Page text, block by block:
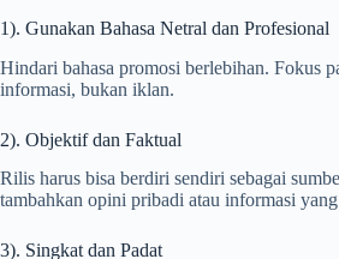
1). Gunakan Bahasa Netral dan Profesional
Hindari bahasa promosi berlebihan. Fokus
informasi, bukan iklan.
2). Objektif dan Faktual
Rilis harus bisa berdiri sendiri sebagai
tambahkan opini pribadi atau informasi
3). Singkat dan Padat